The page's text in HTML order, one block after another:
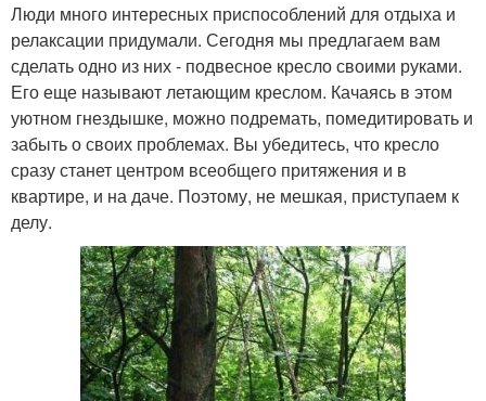
Люди много интересных приспособлений для отдыха и
релаксации придумали. Сегодня мы предлагаем вам
сделать одно из них - подвесное кресло своими руками.
Его еще называют летающим креслом. Качаясь в этом
уютном гнездышке, можно подремать, помедитировать и
забыть о своих проблемах. Вы убедитесь, что кресло
сразу станет центром всеобщего притяжения и в
квартире, и на даче. Поэтому, не мешкая, приступаем к
делу.